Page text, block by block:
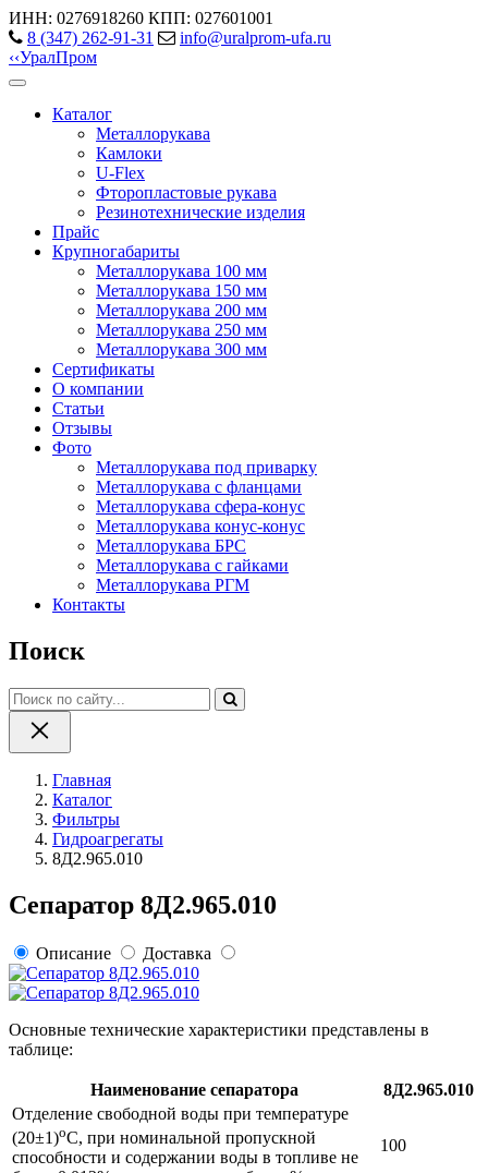
ИНН: 0276918260 КПП: 027601001
8 (347) 262‑91‑31
info@uralprom-ufa.ru
‹‹УралПром
Каталог
Металлорукава
Камлоки
U-Flex
Фторопластовые рукава
Резинотехнические изделия
Прайс
Крупногабариты
Металлорукава 100 мм
Металлорукава 150 мм
Металлорукава 200 мм
Металлорукава 250 мм
Металлорукава 300 мм
Сертификаты
О компании
Статьи
Отзывы
Фото
Металлорукава под приварку
Металлорукава с фланцами
Металлорукава сфера-конус
Металлорукава конус-конус
Металлорукава БРС
Металлорукава с гайками
Металлорукава РГМ
Контакты
Поиск
Главная
Каталог
Фильтры
Гидроагрегаты
8Д2.965.010
Сепаратор 8Д2.965.010
Описание Доставка
Основные технические характеристики представлены в
таблице:
Наименование сепаратора
8Д2.965.010
Отделение свободной воды при температуре
(20±1)оС, при номинальной пропускной
способности и содержании воды в топливе не
100